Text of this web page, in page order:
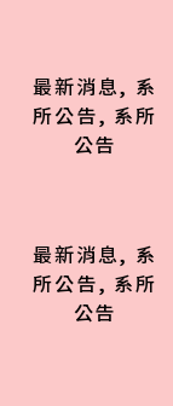
最新消息, 系
所公告, 系所
公告
最新消息, 系
所公告, 系所
公告